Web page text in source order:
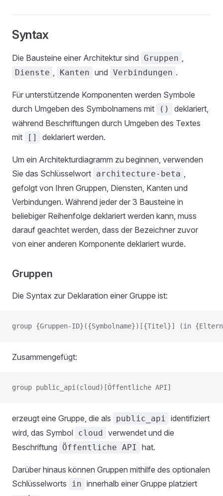
Syntax
Die Bausteine einer Architektur sind Gruppen ,
Dienste , Kanten und Verbindungen .
Für unterstützende Komponenten werden Symbole
durch Umgeben des Symbolnamens mit
()
deklariert,
während Beschriftungen durch Umgeben des Textes
mit
[] deklariert werden.
Um ein Architekturdiagramm zu beginnen, verwenden
Sie das Schlüsselwort architecture-beta ,
gefolgt von Ihren Gruppen, Diensten, Kanten und
Verbindungen. Während jeder der 3 Bausteine in
beliebiger Reihenfolge deklariert werden kann, muss
darauf geachtet werden, dass der Bezeichner zuvor
von einer anderen Komponente deklariert wurde.
Gruppen
Die Syntax zur Deklaration einer Gruppe ist:
group {Gruppen-ID}({Symbolname})[{Titel}] (in
Zusammengefügt:
group public_api(cloud)[Öffentliche API]
erzeugt eine Gruppe, die als public_api identifiziert
wird, das Symbol cloud verwendet und die
Beschriftung
Öffentliche API hat.
Darüber hinaus können Gruppen mithilfe des optionalen
Schlüsselworts
in innerhalb einer Gruppe platziert